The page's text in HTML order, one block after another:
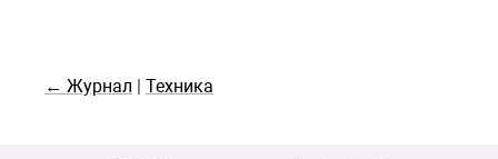
← Журнал | Техника